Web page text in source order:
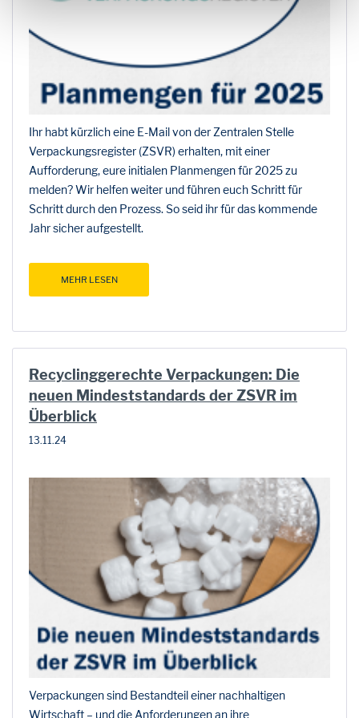
Ihr habt kürzlich eine E-Mail von der Zentralen Stelle
Verpackungsregister (ZSVR) erhalten, mit einer
Aufforderung, eure initialen Planmengen für 2025 zu
melden? Wir helfen weiter und führen euch Schritt für
Schritt durch den Prozess. So seid ihr für das kommende
Jahr sicher aufgestellt.
MEHR LESEN
Recyclinggerechte Verpackungen: Die
neuen Mindeststandards der ZSVR im
Überblick
13.11.24
Verpackungen sind Bestandteil einer nachhaltigen
Wirtschaft – und die Anforderungen an ihre